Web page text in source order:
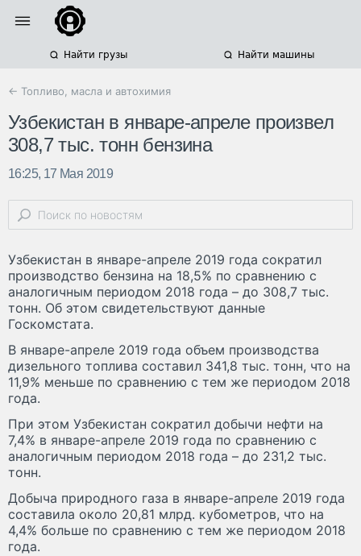
Найти грузы Найти машины
← Топливо, масла и автохимия
Узбекистан в январе-апреле произвел
308,7 тыс. тонн бензина
16:25, 17 Мая 2019
Узбекистан в январе-апреле 2019 года сократил
производство бензина на 18,5% по сравнению с
аналогичным периодом 2018 года – до 308,7 тыс.
тонн. Об этом свидетельствуют данные
Госкомстата.
В январе-апреле 2019 года объем производства
дизельного топлива составил 341,8 тыс. тонн, что на
11,9% меньше по сравнению с тем же периодом 2018
года.
При этом Узбекистан сократил добычи нефти на
7,4% в январе-апреле 2019 года по сравнению с
аналогичным периодом 2018 года – до 231,2 тыс.
тонн.
Добыча природного газа в январе-апреле 2019 года
составила около 20,81 млрд. кубометров, что на
4,4% больше по сравнению с тем же периодом 2018
года.